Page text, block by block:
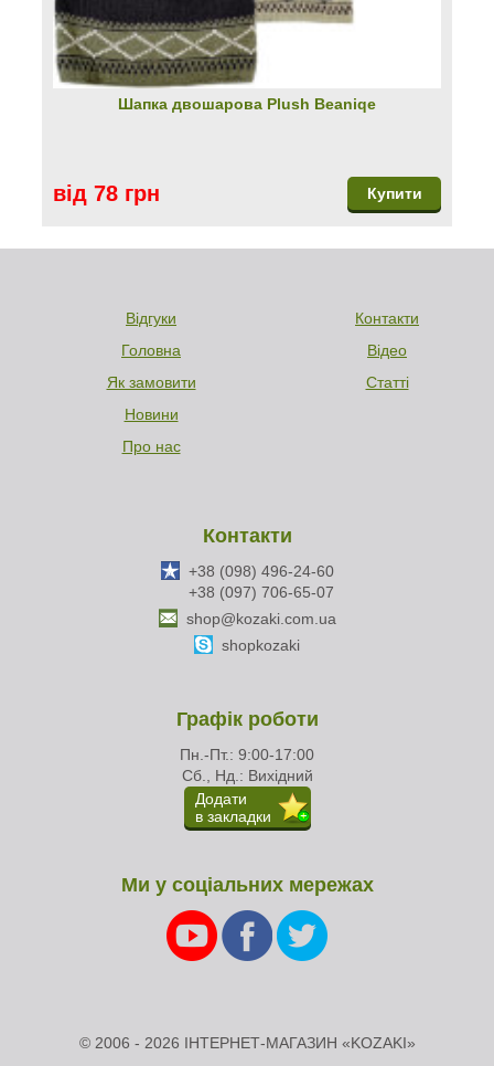
Шапка двошарова Plush Beaniqe
від 78 грн Купити
Відгуки
Головна
Як замовити
Новини
Про нас
Контакти
Відео
Статті
Графік роботи
Пн.-Пт.: 9:00-17:00
Сб., Нд.: Вихідний
Додати
в закладки
Контакти
+38 (098) 496-24-60
+38 (097) 706-65-07
shop@kozaki.com.ua
shopkozaki
Ми у соціальних мережах
© 2006 - 2026 ІНТЕРНЕТ-МАГАЗИН «KOZAKI»